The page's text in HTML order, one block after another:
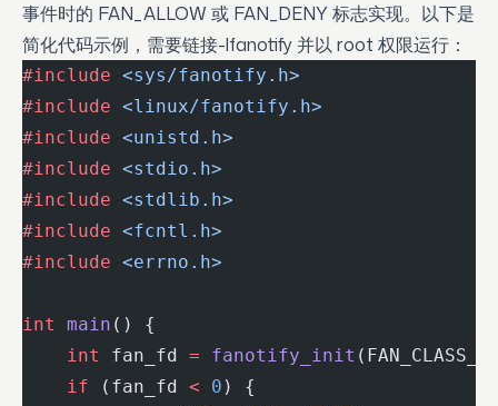
事件时的 FAN_ALLOW 或 FAN_DENY 标志实现。以下是
简化代码示例，需要链接-lfanotify 并以 root 权限运行：
#include <sys/fanotify.h>
#include <linux/fanotify.h>
#include <unistd.h>
#include <stdio.h>
#include <stdlib.h>
#include <fcntl.h>
#include <errno.h>
int main () {
    int
fan_fd = fanotify_init
    if
(fan_fd < 0 ) {